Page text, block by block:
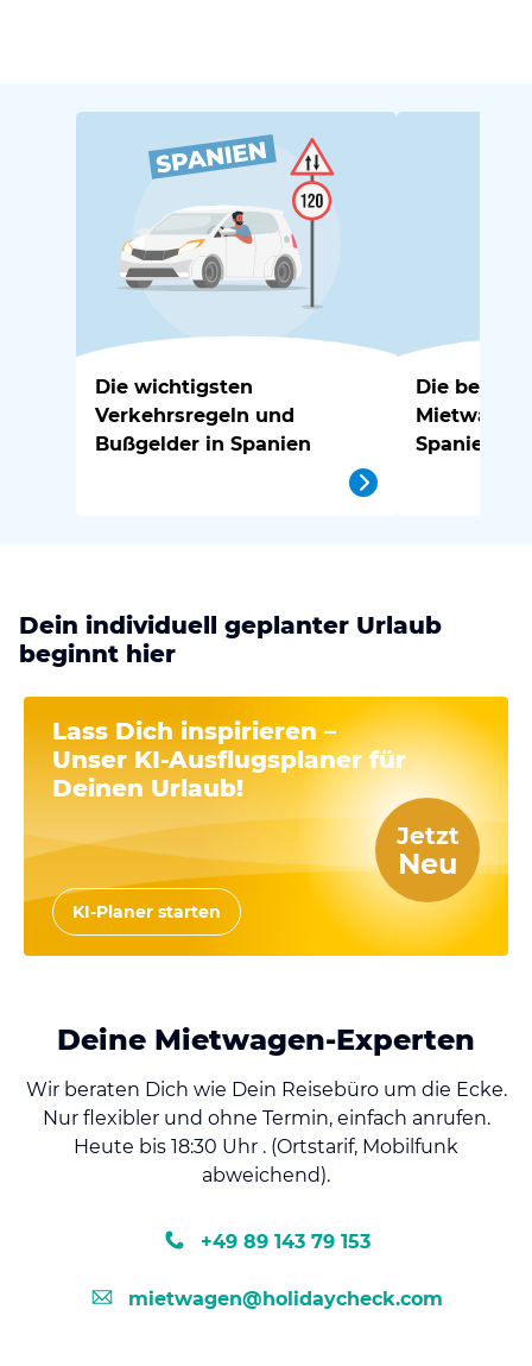
Die wichtigsten
Verkehrsregeln und
Bußgelder in Spanien
Die besten
Spanien
Dein individuell geplanter Urlaub
beginnt hier
Lass Dich inspirieren –
Unser KI-Ausflugsplanerfür
Deinen Urlaub!
Jetzt
Neu
KI-Planer starten
Deine Mietwagen-Experten
Wir beraten Dich wie Dein Reisebüro um die Ecke.
Nur flexibler und ohne Termin, einfach anrufen.
Heute bis 18:30 Uhr . (Ortstarif, Mobilfunk
abweichend).
+49 89 143 79 153
mietwagen@holidaycheck.com